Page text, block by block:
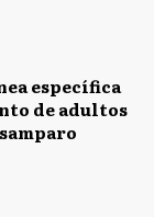
específica
de adultos